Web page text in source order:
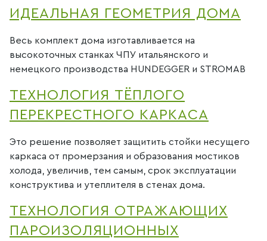
ИДЕАЛЬНАЯ ГЕОМЕТРИЯ ДОМА
Весь комплект дома изготавливается на
высокоточных станках ЧПУ итальянского и
немецкого производства HUNDEGGER и STROMAB
ТЕХНОЛОГИЯ ТЁПЛОГО
ПЕРЕКРЕСТНОГО КАРКАСА
Это решение позволяет защитить стойки несущего
каркаса от промерзания и образования мостиков
холода, увеличив, тем самым, срок эксплуатации
конструктива и утеплителя в стенах дома.
ТЕХНОЛОГИЯ ОТРАЖАЮЩИХ
ПАРОИЗОЛЯЦИОННЫХ